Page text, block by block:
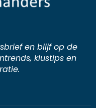
en blijf op de
klustips en